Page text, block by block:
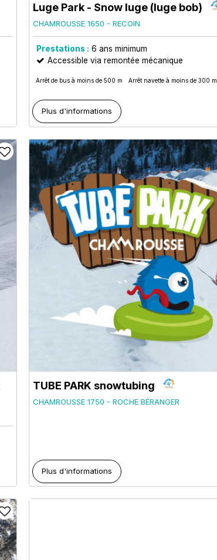
Luge Park - Snow luge (luge bob)
CHAMROUSSE 1650 - RECOIN
Prestations : 6 ans minimum
Accessible via remontée mécanique
Arrêt de bus à moins de 500 m Arrêt navette à moins de 300 m
Plus d'informations
TUBE PARK snowtubing
CHAMROUSSE 1750 - ROCHE BÉRANGER
Plus d'informations